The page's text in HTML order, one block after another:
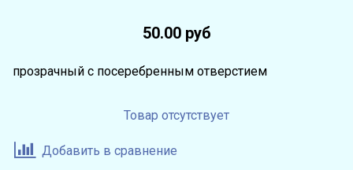
50.00 руб
прозрачный с посеребренным отверстием
Товар отсутствует
Добавить в сравнение